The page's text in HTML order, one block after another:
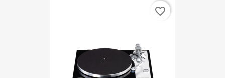
favorite_border